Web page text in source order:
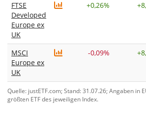
FTSE
Developed
Europe ex
UK
+0,26% +
MSCI
Europe ex
UK
-0,09% +
Quelle: justETF.com; Stand: 31.07.26; Angaben in
größten ETF des jeweiligen Index.